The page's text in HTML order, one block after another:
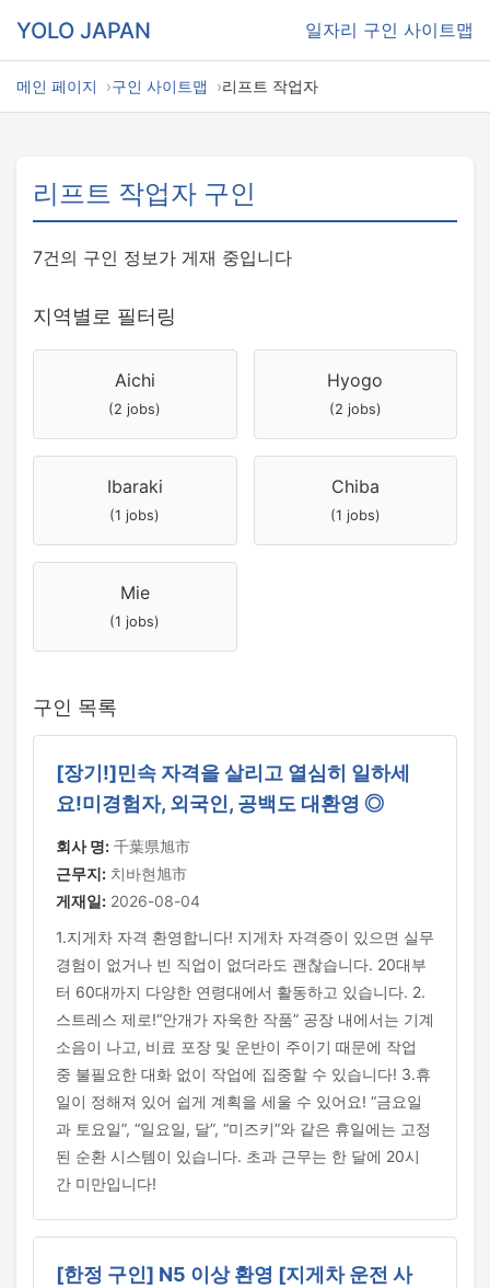
YOLO JAPAN 일자리 구인 사이트맵
메인 페이지 구인 사이트맵 리프트 작업자
리프트 작업자 구인
7건의 구인 정보가 게재 중입니다
지역별로 필터링
Aichi
(2 jobs)
Hyogo
(2 jobs)
Ibaraki
(1 jobs)
Chiba
(1 jobs)
Mie
(1 jobs)
구인 목록
[장기!]민속 자격을 살리고 열심히 일하세
요!미경험자, 외국인, 공백도 대환영 ◎
회사 명: 千葉県旭市
근무지: 치바현旭市
게재일: 2026-08-04
1.지게차 자격 환영합니다! 지게차 자격증이 있으면 실무
경험이 없거나 빈 직업이 없더라도 괜찮습니다. 20대부
터 60대까지 다양한 연령대에서 활동하고 있습니다. 2.
스트레스 제로!“안개가 자욱한 작품” 공장 내에서는 기계
소음이 나고, 비료 포장 및 운반이 주이기 때문에 작업
중 불필요한 대화 없이 작업에 집중할 수 있습니다! 3.휴
일이 정해져 있어 쉽게 계획을 세울 수 있어요! “금요일
과 토요일”, “일요일, 달”, “미즈키”와 같은 휴일에는 고정
된 순환 시스템이 있습니다. 초과 근무는 한 달에 20시
간 미만입니다!
[한정 구인] N5 이상 환영 [지게차 운전 사